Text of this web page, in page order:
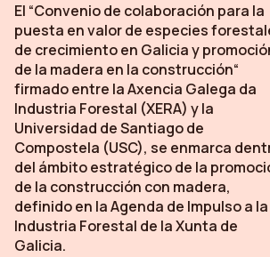
El “Convenio de colaboración para la
puesta en valor de especies
de crecimiento en Galicia y
de la madera en la construcción“
firmado entre la Axencia Galega da
Industria Forestal (XERA) y la
Universidad de Santiago de
Compostela (USC), se enmarca
del ámbito estratégico de la
de la construcción con madera,
definido en la Agenda de Impulso a la
Industria Forestal de la Xunta de
Galicia.